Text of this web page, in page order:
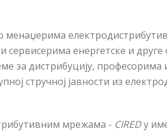
менаџерима
енергетске и друге
за дистрибуцију,
стручној јавности из
мрежама - CIREDу